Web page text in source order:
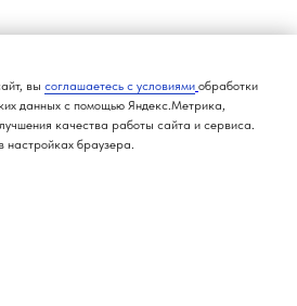
вы соглашаетесь с условиями обработки
данных с помощью Яндекс.Метрика,
качества работы сайта и сервиса.
настройках браузера.